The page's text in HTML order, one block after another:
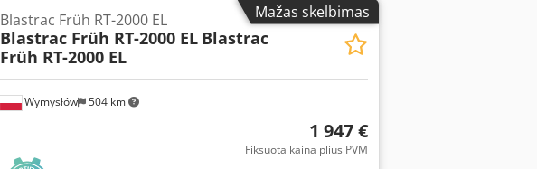
Mažas skelbimas
Wymysłów 504 km
Blastrac Früh RT-2000 EL
Blastrac Früh RT-2000 EL Blastrac
Früh RT-2000 EL
1 947 €
Fiksuota kaina plius PVM